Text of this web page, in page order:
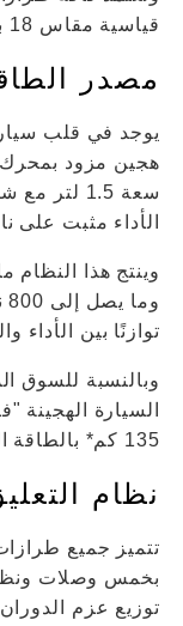
قياسية مقاس 18 بوصة مع إطارات قياس 265/65 R18.
مصدر
يوجد في قلب
هجين مزود بمحرك
سعة 1.5
الأداء مثبت على
توازنًا بين الأداء
وبالنسبة للسوق
السيارة الهجينة
135 كم* بالطاقة الكهربائية فقط.
نظام
تتميز جميع
بخمس وصلات
توزيع عزم